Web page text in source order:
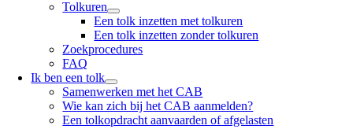
Tolkuren
Een tolk inzetten met tolkuren
Een tolk inzetten zonder tolkuren
Zoekprocedures
FAQ
Ik ben een tolk
Samenwerken met het CAB
Wie kan zich bij het CAB aanmelden?
Een tolkopdracht aanvaarden of afgelasten